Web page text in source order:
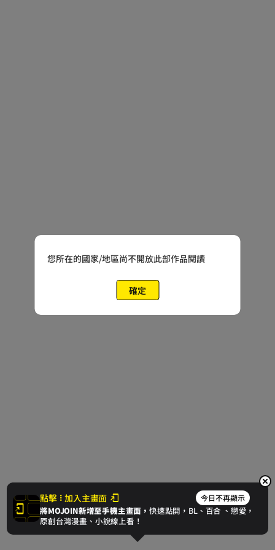
您所在的國家/地區尚不開放此部作品閱讀
確定
點擊 加入主畫面 今日不再顯示
將MOJOIN新增至手機主畫面，快速點開，BL、 百合 、戀愛，
原創台灣漫畫、小說線上看！